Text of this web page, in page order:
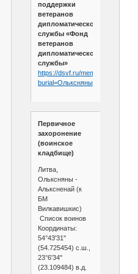
поддержки
ветеранов
дипломатической
службы «Фонд
ветеранов
дипломатической
службы»
https://dsvf.ru/memory_book/
burial=Ольксняны
Первичное
захоронение
(воинское
кладбище)
Литва,
Ольксняны -
Альксненай (к
БМ
Вилкавишкис)
Список воинов
Координаты:
54°43'31''
(54.725454) с.ш.,
23°6'34''
(23.109484) в.д.